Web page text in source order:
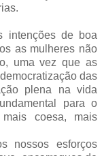
intenções de boa
as mulheres não
uma vez que as
das
plena na vida
para o
coesa, mais
nossos esforços